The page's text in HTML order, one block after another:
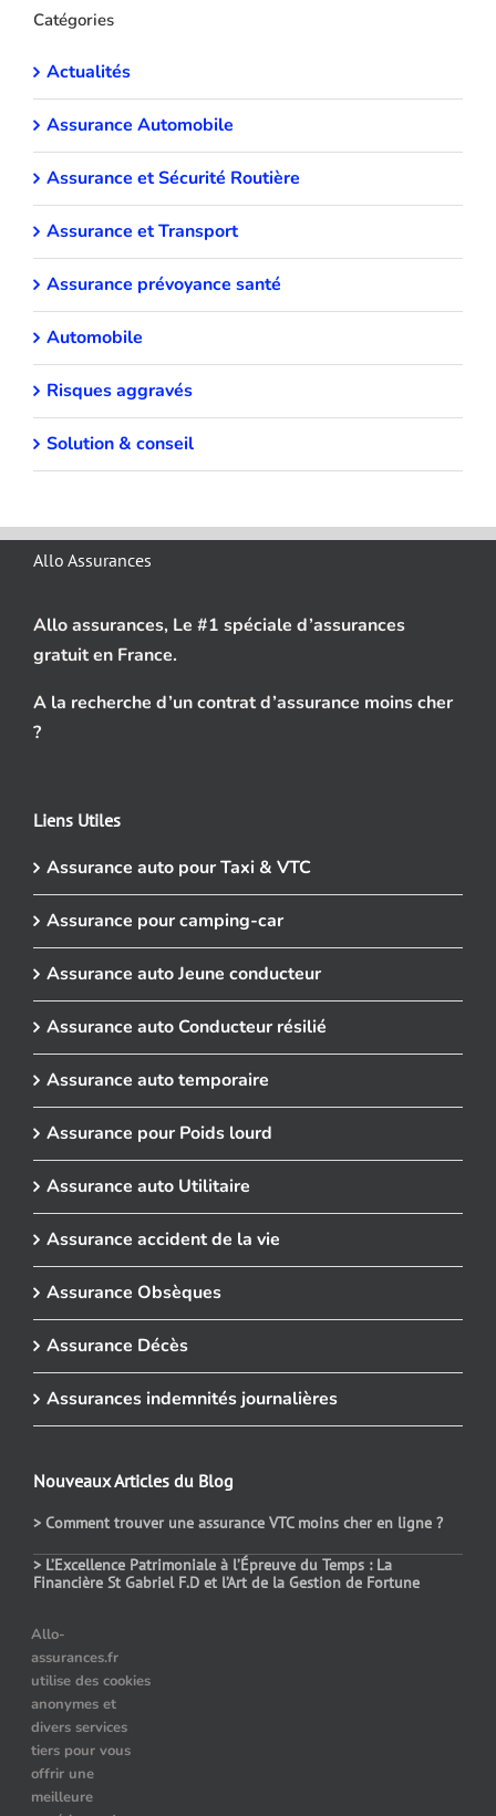
Catégories
Actualités
Assurance Automobile
Assurance et Sécurité Routière
Assurance et Transport
Assurance prévoyance santé
Automobile
Risques aggravés
Solution & conseil
Allo Assurances
Allo assurances, Le #1 spéciale d’assurances
gratuit en France.
A la recherche d’un contrat d’assurance moins cher
?
Nouveaux Articles du Blog
> Comment trouver une assurance VTC moins cher en ligne ?
> L’Excellence Patrimoniale à l’Épreuve du Temps : La
Financière St Gabriel F.D et l’Art de la Gestion de Fortune
> Assurance auto temporaire : dans quels cas choisir ce contrat
> Le prix des assurances pour les véhicules hybrides : comment
choisir ?
> Quelle assurance auto après résiliation pour alcoolémie ?
Liens Utiles
Assurance auto pour Taxi & VTC
Assurance pour camping-car
Assurance auto Jeune conducteur
Assurance auto Conducteur résilié
Assurance auto temporaire
Assurance pour Poids lourd
Assurance auto Utilitaire
Assurance accident de la vie
Assurance Obsèques
Assurance Décès
Assurances indemnités journalières
Allo-
assurances.fr
utilise des cookies
anonymes et
divers services
tiers pour vous
offrir une
meilleure